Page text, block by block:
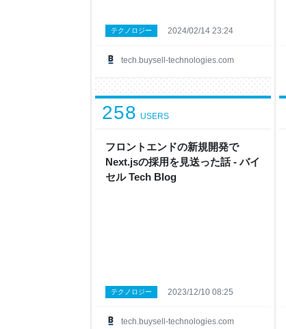
tech.buysell-technologies.com
テクノロジー 2024/02/14 23:24
フロントエンドの新規開発で
Next.jsの採用を見送った話 - バイ
セル Tech Blog
258 USERS
tech.buysell-technologies.com
テクノロジー 2023/12/10 08:25